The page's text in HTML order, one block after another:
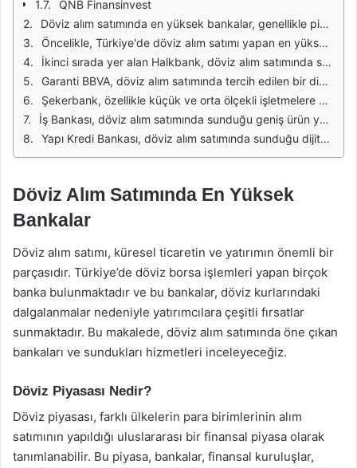
QNB Finansinvest
Döviz alım satımında en yüksek bankalar, genellikle piyasa dinamiklerine ve döviz kurlarındaki dalgalanmalara göre değişiklik gösterebilir. Ancak, Türkiye'de döviz işlemleri konusunda öne çıkan bazı bankalar bulunmaktadır. Bu bankalar, sundukları hizmetler, döviz kuru farkları ve müşteri memnuniyeti ile dikkat çekmektedir.
Öncelikle, Türkiye'de döviz alım satımı yapan en yüksek bankalardan biri Ziraat Bankası’dır. Ziraat Bankası, geniş şube ağı ve internet bankacılığı hizmetleri ile hem bireysel hem de kurumsal müşterilere döviz işlemlerinde kolaylık sağlamaktadır. Ayrıca, döviz alım satımındaki rekabetçi kurları ile de tercih edilmektedir.
İkinci sırada yer alan Halkbank, döviz alım satımında sunduğu avantajlarla dikkat çekmektedir. Özellikle, düşük komisyon oranları ve hızlı işlem süreçleri sayesinde müşterilerin döviz ihtiyaçlarına etkin bir şekilde yanıt vermektedir. Bu da Halkbank'ı döviz piyasasında öne çıkaran unsurlardan biridir.
Garanti BBVA, döviz alım satımında tercih edilen bir diğer bankadır. Müşterilerine sunduğu online platformlar aracılığıyla, anlık döviz kurlarını takip etme ve işlemleri hızlı bir şekilde gerçekleştirme imkanı sunmaktadır. Ayrıca, müşteri hizmetleri konusunda sağladığı destekle de kullanıcılarının beğenisini kazanmaktadır.
Şekerbank, özellikle küçük ve orta ölçekli işletmelere yönelik sunduğu döviz alım satım hizmetleri ile dikkat çekmektedir. Esnek işlem seçenekleri ve rekabetçi kurlar sunarak, işletmelerin döviz ihtiyaçlarını karşılama konusunda önemli bir rol oynamaktadır. Bu özellikleri sayesinde Şekerbank, sektörde kendine sağlam bir yer edinmiştir.
İş Bankası, döviz alım satımında sunduğu geniş ürün yelpazesi ile öne çıkmaktadır. Hem bireysel hem de ticari müşterilere yönelik çözümler sunan İş Bankası, döviz işlemlerinde sağladığı avantajlar sayesinde sektördeki rekabetin önemli bir parçası haline gelmiştir. Müşteri memnuniyeti odaklı yaklaşımı ile de dikkat çekmektedir.
Yapı Kredi Bankası, döviz alım satımında sunduğu dijital çözümlerle dikkat çekmektedir. Mobil uygulaması ve internet bankacılığı platformları üzerinden yapılan işlemler, kullanıcılar için büyük bir kolaylık sağlamaktadır. Yapı Kredi, döviz alım satımında sağladığı hızlı ve etkin hizmetleri ile müşterilerinin güvenini kazanmaktadır.
Döviz Alım Satımında En Yüksek
Bankalar
Döviz alım satımı, küresel ticaretin ve yatırımın önemli bir
parçasıdır. Türkiye’de döviz borsa işlemleri yapan birçok
banka bulunmaktadır ve bu bankalar, döviz kurlarındaki
dalgalanmalar nedeniyle yatırımcılara çeşitli fırsatlar
sunmaktadır. Bu makalede, döviz alım satımında öne çıkan
bankaları ve sundukları hizmetleri inceleyeceğiz.
Döviz Piyasası Nedir?
Döviz piyasası, farklı ülkelerin para birimlerinin alım
satımının yapıldığı uluslararası bir finansal piyasa olarak
tanımlanabilir. Bu piyasa, bankalar, finansal kuruluşlar,